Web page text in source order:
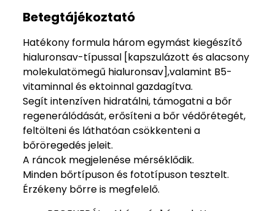
Betegtájékoztató
Hatékony formula három egymást kiegészítő
hialuronsav-típussal [kapszulázott és alacsony
molekulatömegű hialuronsav],valamint B5-
vitaminnal és ektoinnal gazdagítva.
Segít intenzíven hidratálni, támogatni a bőr
regenerálódását, erősíteni a bőr védőrétegét,
feltölteni és láthatóan csökkenteni a
bőröregedés jeleit.
A ráncok megjelenése mérséklődik.
Minden bőrtípuson és fototípuson tesztelt.
Érzékeny bőrre is megfelelő.